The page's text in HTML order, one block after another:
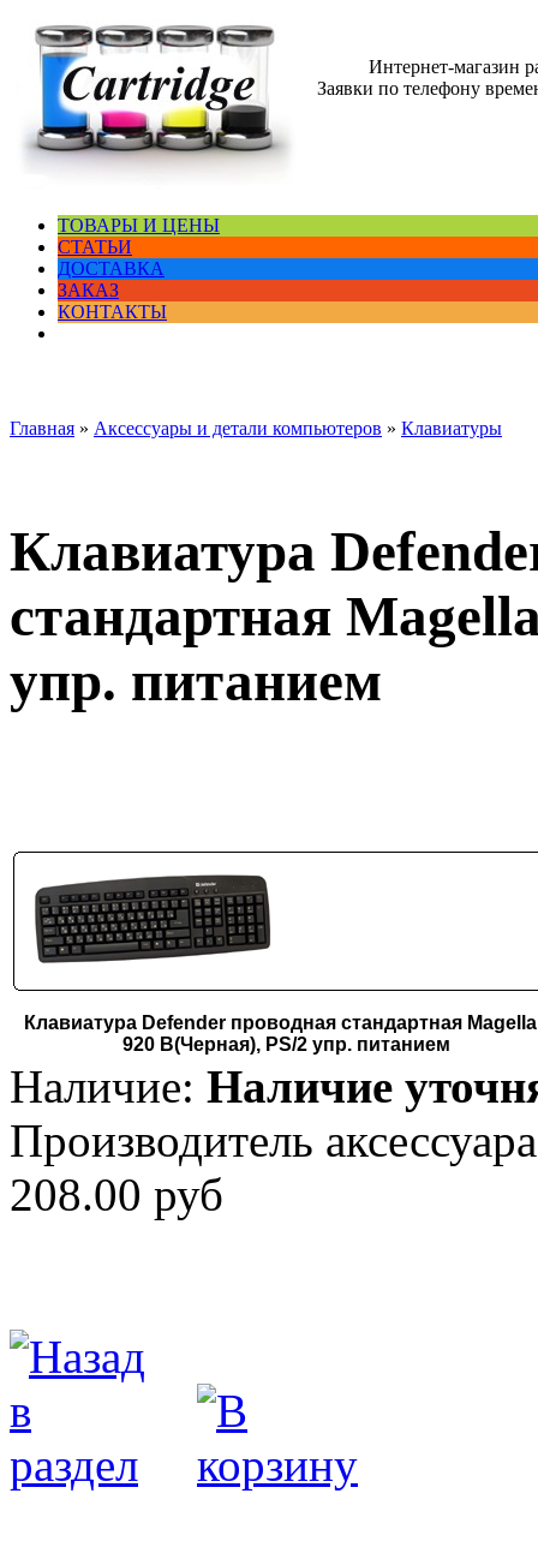
Интернет-магазин
Заявки по телефону
ТОВАРЫ И ЦЕНЫ
СТАТЬИ
ДОСТАВКА
ЗАКАЗ
КОНТАКТЫ
Главная » Аксессуары и детали компьютеров » Клавиатуры
Клавиатура
стандартная
упр. питанием
Клавиатура Defender проводная стандартная
920 B(Черная), PS/2 упр. питанием
Наличие: Наличие
Производитель
208.00 руб